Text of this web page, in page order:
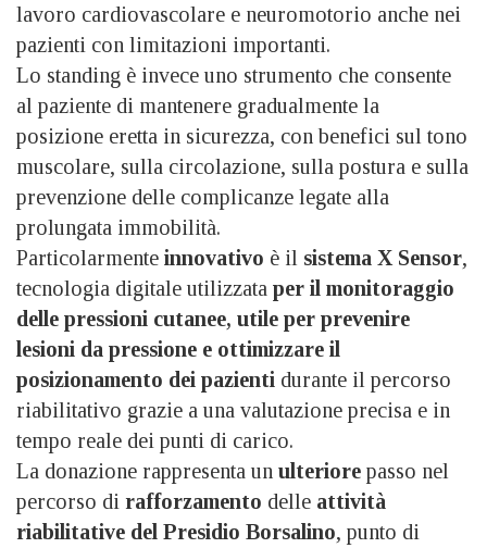
lavoro cardiovascolare e neuromotorio anche nei
pazienti con limitazioni importanti.
Lo standing è invece uno strumento che consente
al paziente di mantenere gradualmente la
posizione eretta in sicurezza, con benefici sul tono
muscolare, sulla circolazione, sulla postura e sulla
prevenzione delle complicanze legate alla
prolungata immobilità.
Particolarmente innovativo è il sistema X Sensor,
tecnologia digitale utilizzata per il monitoraggio
delle pressioni cutanee, utile per prevenire
lesioni da pressione e ottimizzare il
posizionamento dei pazienti durante il percorso
riabilitativo grazie a una valutazione precisa e in
tempo reale dei punti di carico.
La donazione rappresenta un ulteriore passo nel
percorso di rafforzamento delle attività
riabilitative del Presidio Borsalino, punto di